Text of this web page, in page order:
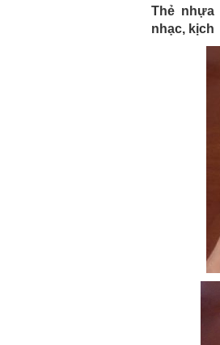
Thẻ nhựa
nhạc, kịch